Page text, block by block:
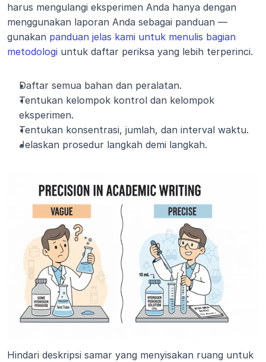
harus mengulangi eksperimen Anda hanya dengan
menggunakan laporan Anda sebagai panduan —
gunakan panduan jelas kami untuk menulis bagian
metodologi untuk daftar periksa yang lebih terperinci.
Daftar semua bahan dan peralatan.
Tentukan kelompok kontrol dan kelompok
eksperimen.
Tentukan konsentrasi, jumlah, dan interval waktu.
Jelaskan prosedur langkah demi langkah.
Hindari deskripsi samar yang menyisakan ruang untuk